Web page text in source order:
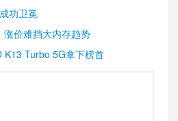
功卫冕
价难挡大内存趋势
K13 Turbo 5G拿下榜首